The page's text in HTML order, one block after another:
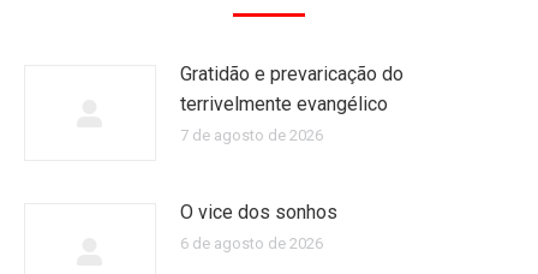
Gratidão e prevaricação do
terrivelmente evangélico
7 de agosto de 2026
O vice dos sonhos
6 de agosto de 2026